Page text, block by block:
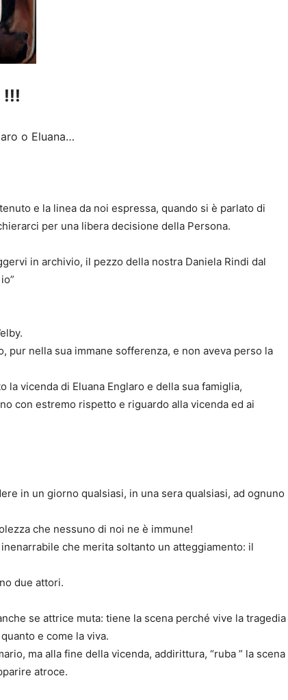
!!!
o Eluana…
e la linea da noi espressa, quando si è parlato di
per una libera decisione della Persona.
in archivio, il pezzo della nostra Daniela Rindi dal
pur nella sua immane sofferenza, e non aveva perso la
la vicenda di Eluana Englaro e della sua famiglia,
con estremo rispetto e riguardo alla vicenda ed ai
in un giorno qualsiasi, in una sera qualsiasi, ad ognuno
che nessuno di noi ne è immune!
inenarrabile che merita soltanto un atteggiamento: il
due attori.
se attrice muta: tiene la scena perché vive la tragedia
e come la viva.
ma alla fine della vicenda, addirittura, “ruba ” la scena
atroce.